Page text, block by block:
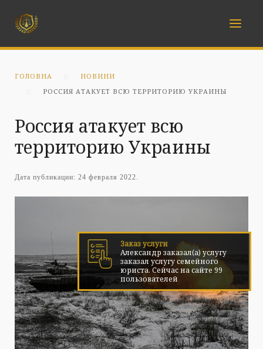
ГОЛОВНА
НОВИНИ
РОССИЯ АТАКУЕТ ВСЮ ТЕРРИТОРИЮ УКРАИНЫ
Россия атакует всю
территорию Украины
Дата публикации: 24 февраля 2022.
Заказ услуги
Александр заказал(а) услугу
заказал услугу семейного
юриста. Cейчас на сайте 99
пользователей